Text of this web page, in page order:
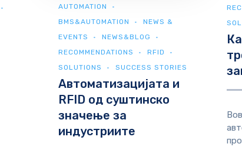
AUTOMATION
BMS&AUTOMATION
NEWS &
EVENTS
NEWS&BLOG
RECOMMENDATIONS
RFID
SOLUTIONS
SUCCESS STORIES
Автоматизацијата и
RFID од суштинско
значење за
индустриите